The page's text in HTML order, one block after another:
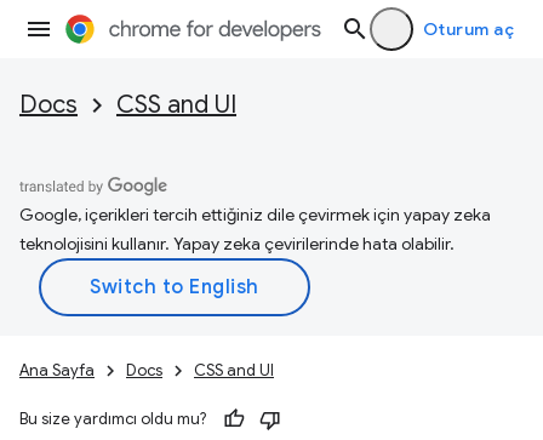
Oturum aç
Docs CSS and UI
Google, içerikleri tercih ettiğiniz dile çevirmek için yapay zeka
teknolojisini kullanır. Yapay zeka çevirilerinde hata olabilir.
Ana Sayfa Docs CSS and UI
Bu size yardımcı oldu mu?